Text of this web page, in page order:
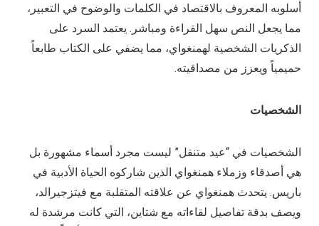
أسلوبه المعروف بالاقتصاد في الكلمات والوضوح في التعبير،
مما يجعل النص سهل القراءة ومباشر. يعتمد السرد على
الذكريات الشخصية لهمنغواي، مما يضفي على الكتاب طابعاً
حميمياً ويعزز من مصداقيته.
الشخصيات
الشخصيات في “عيد متنقل” ليست مجرد أسماء مشهورة بل
هي أصدقاء وزملاء همنغواي الذين شاركوه الحياة الأدبية في
باريس. يتحدث همنغواي عن علاقته المتقلبة مع فيتزجيرالد،
ويصف بدقة تفاصيل لقاءاته مع شتاين، التي كانت مرشدة له